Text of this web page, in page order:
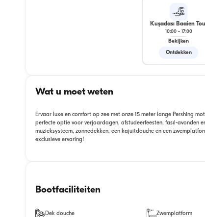
Kuşadası Baaien
10:00- 17:00
Bekijken
Ontdekken
Wat u moet weten
Ervaar luxe en comfort op zee met onze 15 meter lange Pershing
perfecte optie voor verjaardagen, afstudeerfeesten, fasıl-avonden
muzieksysteem, zonnedekken, een kajuitdouche en een
exclusieve ervaring!
Bootfaciliteiten
Dek douche Zwemplatform